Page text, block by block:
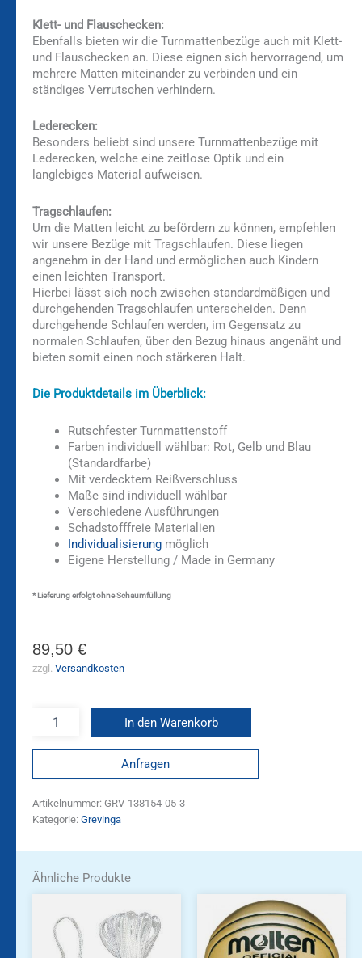
Klett- und Flauschecken:
Ebenfalls bieten wir die Turnmattenbezüge auch mit Klett-
und Flauschecken an. Diese eignen sich hervorragend, um
mehrere Matten miteinander zu verbinden und ein
ständiges Verrutschen verhindern.
Lederecken:
Besonders beliebt sind unsere Turnmattenbezüge mit
Lederecken, welche eine zeitlose Optik und ein
langlebiges Material aufweisen.
Tragschlaufen:
Um die Matten leicht zu befördern zu können, empfehlen
wir unsere Bezüge mit Tragschlaufen. Diese liegen
angenehm in der Hand und ermöglichen auch Kindern
einen leichten Transport.
Hierbei lässt sich noch zwischen standardmäßigen und
durchgehenden Tragschlaufen unterscheiden. Denn
durchgehende Schlaufen werden, im Gegensatz zu
normalen Schlaufen, über den Bezug hinaus angenäht und
bieten somit einen noch stärkeren Halt.
Die Produktdetails im Überblick:
Rutschfester Turnmattenstoff
Farben individuell wählbar: Rot, Gelb und Blau
(Standardfarbe)
Mit verdecktem Reißverschluss
Maße sind individuell wählbar
Verschiedene Ausführungen
Schadstofffreie Materialien
Individualisierungmöglich
Eigene Herstellung / Made in Germany
* Lieferung erfolgt ohne Schaumfüllung
89,50 €
zzgl. Versandkosten
In den Warenkorb
Anfragen
Artikelnummer: GRV-138154-05-3
Kategorie: Grevinga
Ähnliche Produkte